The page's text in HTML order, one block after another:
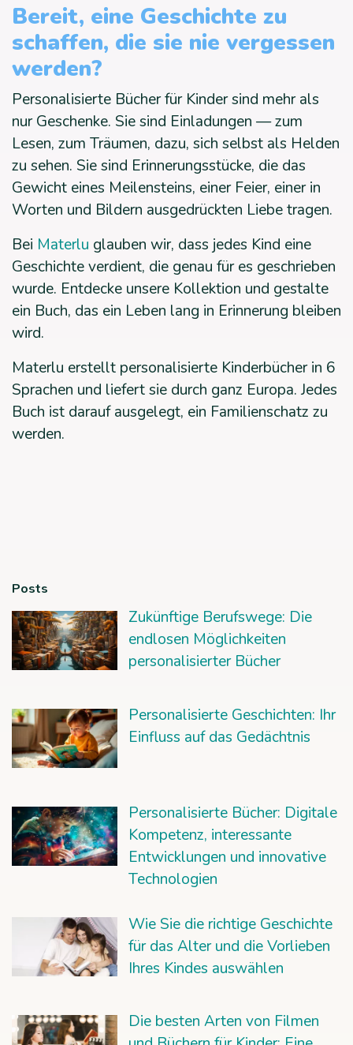
Bereit, eine Geschichte zu
schaffen, die sie nie vergessen
werden?
Personalisierte Bücher für Kinder sind mehr als
nur Geschenke. Sie sind Einladungen — zum
Lesen, zum Träumen, dazu, sich selbst als Helden
zu sehen. Sie sind Erinnerungsstücke, die das
Gewicht eines Meilensteins, einer Feier, einer in
Worten und Bildern ausgedrückten Liebe tragen.
Bei Materlu glauben wir, dass jedes Kind eine
Geschichte verdient, die genau für es geschrieben
wurde. Entdecke unsere Kollektion und gestalte
ein Buch, das ein Leben lang in Erinnerung bleiben
wird.
Materlu erstellt personalisierte Kinderbücher in 6
Sprachen und liefert sie durch ganz Europa. Jedes
Buch ist darauf ausgelegt, ein Familienschatz zu
werden.
Posts
Zukünftige Berufswege: Die
endlosen Möglichkeiten
personalisierter Bücher
Personalisierte Geschichten: Ihr
Einfluss auf das Gedächtnis
Personalisierte Bücher: Digitale
Kompetenz, interessante
Entwicklungen und innovative
Technologien
Wie Sie die richtige Geschichte
für das Alter und die Vorlieben
Ihres Kindes auswählen
Die besten Arten von Filmen